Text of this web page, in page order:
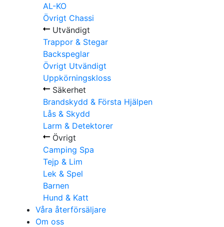
AL-KO
Övrigt Chassi
Utvändigt
Trappor & Stegar
Backspeglar
Övrigt Utvändigt
Uppkörningskloss
Säkerhet
Brandskydd & Första Hjälpen
Lås & Skydd
Larm & Detektorer
Övrigt
Camping Spa
Tejp & Lim
Lek & Spel
Barnen
Hund & Katt
Våra återförsäljare
Om oss